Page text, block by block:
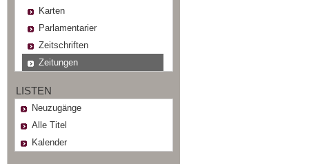
Karten
Parlamentarier
Zeitschriften
Zeitungen
LISTEN
Neuzugänge
Alle Titel
Kalender